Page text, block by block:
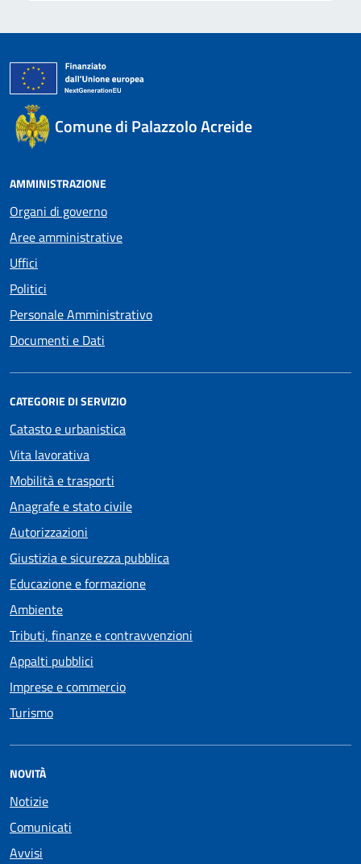
Comune di Palazzolo Acreide
AMMINISTRAZIONE
Organi di governo
Aree amministrative
Uffici
Politici
Personale Amministrativo
Documenti e Dati
CATEGORIE DI SERVIZIO
Catasto e urbanistica
Vita lavorativa
Mobilità e trasporti
Anagrafe e stato civile
Autorizzazioni
Giustizia e sicurezza pubblica
Educazione e formazione
Ambiente
Tributi, finanze e contravvenzioni
Appalti pubblici
Imprese e commercio
Turismo
NOVITÀ
Notizie
Comunicati
Avvisi